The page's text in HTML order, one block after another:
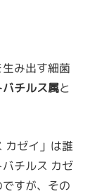
み出す細菌
バチルス属と
カゼイ」は誰
チルス カゼ
すが、その